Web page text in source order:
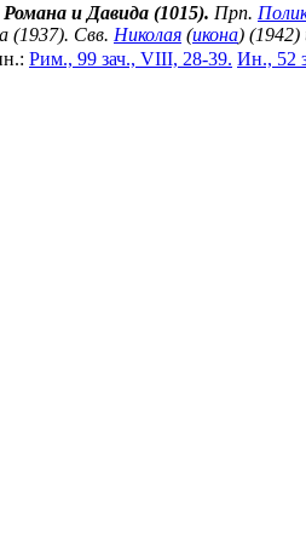
и Давида (1015). Прп.
(1937). Свв. Николая (икона) (1942)
Рим., 99 зач., VIII, 28-39. Ин., 52